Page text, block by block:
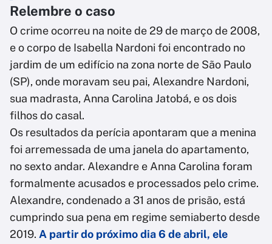
Relembre o caso
O crime ocorreu na noite de 29 de março de 2008,
e o corpo de Isabella Nardoni foi encontrado no
jardim de um edifício na zona norte de São Paulo
(SP), onde moravam seu pai, Alexandre Nardoni,
sua madrasta, Anna Carolina Jatobá, e os dois
filhos do casal.
Os resultados da perícia apontaram que a menina
foi arremessada de uma janela do apartamento,
no sexto andar. Alexandre e Anna Carolina foram
formalmente acusados e processados pelo crime.
Alexandre, condenado a 31 anos de prisão, está
cumprindo sua pena em regime semiaberto desde
2019. A partir do próximo dia 6 de abril, ele